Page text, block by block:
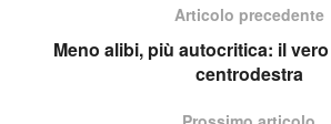
Articolo precedente
Meno alibi, più autocritica: il
centrodestra